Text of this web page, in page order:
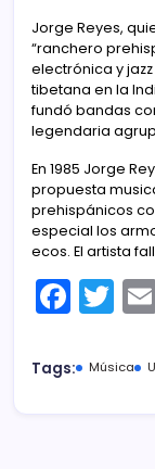
Jorge Reyes,
“ranchero
electrónica y
tibetana en la
fundó bandas
legendaria
En 1985 Jorge
propuesta
prehispánicos
especial los
ecos. El artista
F
a
c
T
w
itt
Tags: Música